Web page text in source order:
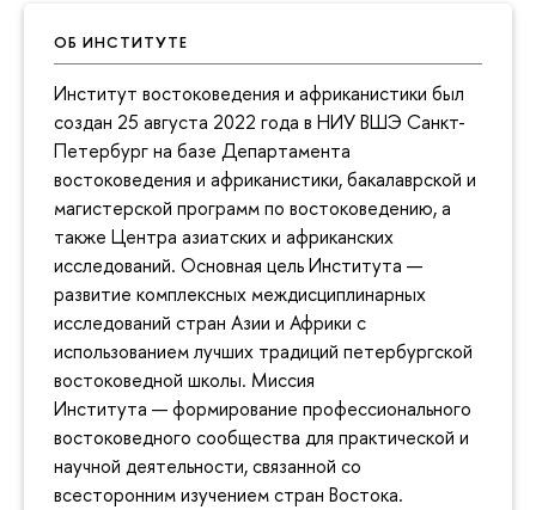
ОБ ИНСТИТУТЕ
Институт востоковедения и африканистики был
создан 25 августа 2022 года в НИУ ВШЭ Санкт-
Петербург на базе Департамента
востоковедения и африканистики, бакалаврской и
магистерской программ по востоковедению, а
также Центра азиатских и африканских
исследований. Основная цель Института —
развитие комплексных междисциплинарных
исследований стран Азии и Африки с
использованием лучших традиций петербургской
востоковедной школы. Миссия
Института — формирование профессионального
востоковедного сообщества для практической и
научной деятельности, связанной со
всесторонним изучением стран Востока.